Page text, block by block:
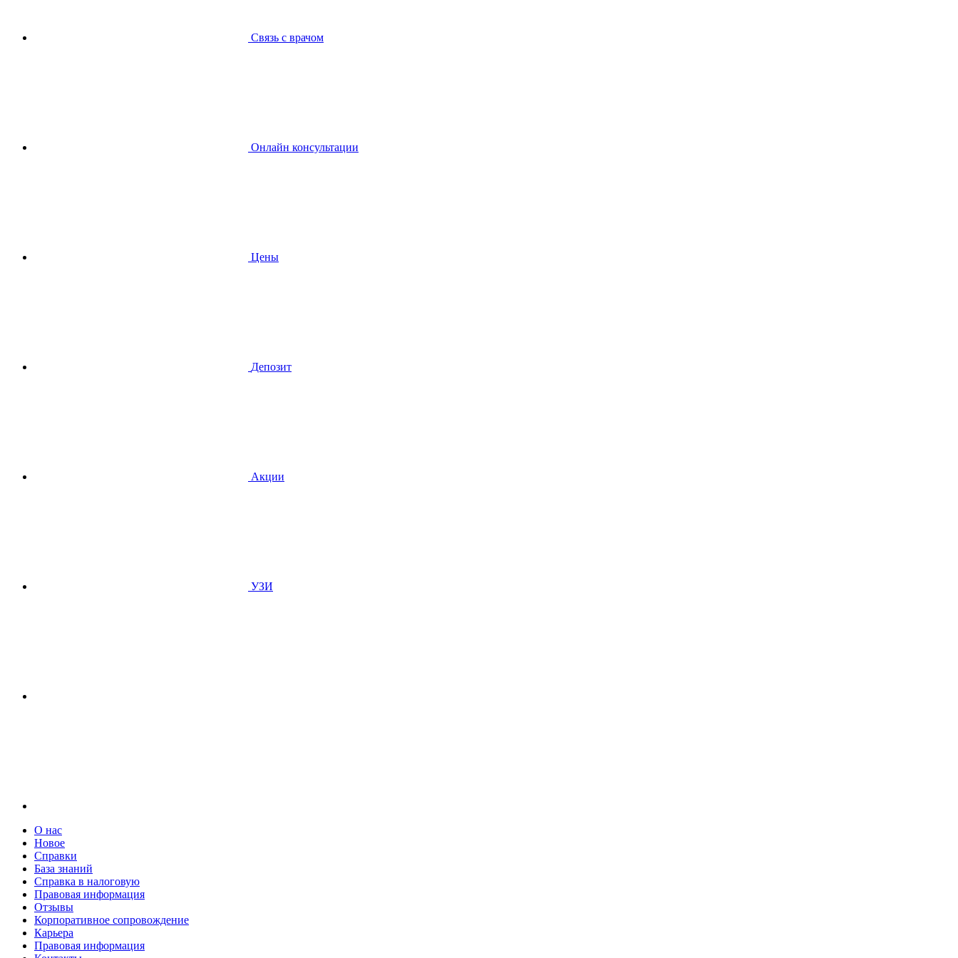
Связь с врачом
Онлайн консультации
Цены
Депозит
Акции
УЗИ
О нас
Новое
Справки
База знаний
Справка в налоговую
Правовая информация
Отзывы
Корпоративное сопровождение
Карьера
Правовая информация